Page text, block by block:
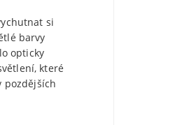
si
barvy
opticky
které
pozdějších